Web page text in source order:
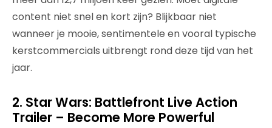
content niet snel en kort zijn? Blijkbaar niet
wanneer je mooie, sentimentele en vooral typische
kerstcommercials uitbrengt rond deze tijd van het
jaar.
2. Star Wars: Battlefront Live Action
Trailer – Become More Powerful